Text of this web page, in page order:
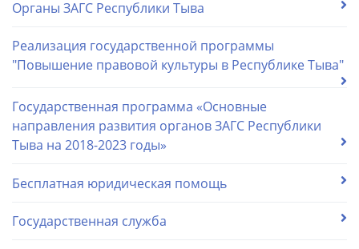
Органы ЗАГС Республики Тыва
Реализация государственной программы
"Повышение правовой культуры в Республике Тыва"
Государственная программа «Основные
направления развития органов ЗАГС Республики
Тыва на 2018-2023 годы»
Бесплатная юридическая помощь
Государственная служба